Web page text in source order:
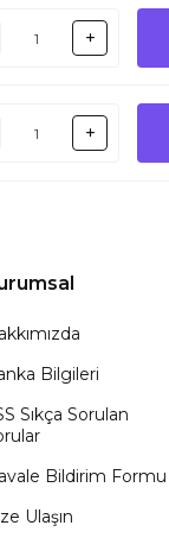
Bilgileri
Sıkça Sorulan
Bildirim Formu
Ulaşın